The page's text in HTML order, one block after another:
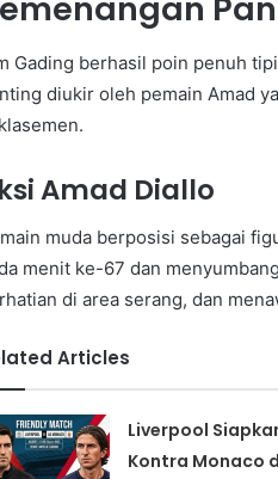
Gading berhasil poin penuh
diukir oleh pemain Amad
Amad Diallo
muda berposisi sebagai
menit ke-67 dan
di area serang, dan
Articles
Liverpool
Kontra Monaco